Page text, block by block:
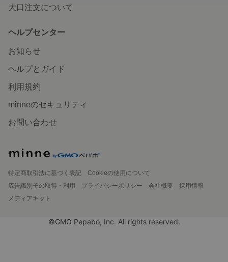
大口注文について
ヘルプセンター
お知らせ
ヘルプとガイド
利用規約
minneのセキュリティ
お問い合わせ
特定商取引法に基づく表記
Cookieの使用について
広告識別子の取得・利用
プライバシーポリシー 会社概要
採用情報
メディアキット
©GMO Pepabo, Inc. All rights reserved.